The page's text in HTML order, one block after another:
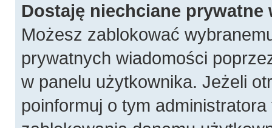
Dostaję niechciane prywatne
Możesz zablokować
prywatnych wiadomości
w panelu użytkownika. Jeżeli
poinformuj o tym